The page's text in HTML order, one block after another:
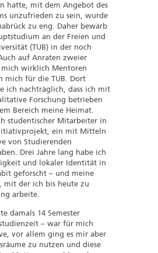
hatte, mit dem Angebot des
unzufrieden zu sein, wurde
zu eng. Daher bewarb
an der Freien und
(TUB) in der noch
auf Anraten zweier
mich wirklich Mentoren
mich für die TUB. Dort
ich nachträglich, dass ich mit
Forschung betrieben
Bereich meine Heimat.
studentischer Mitarbeiter in
ein mit Mitteln
von Studierenden
Drei Jahre lang habe ich
und lokaler Identität in
geforscht – und meine
mit der ich bis heute zu
arbeite.
damals 14 Semester
– war für mich
vor allem ging es mir aber
zu nutzen und diese